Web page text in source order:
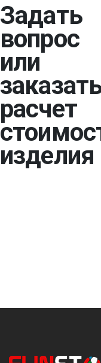
Задать
вопрос
или
расчет
изделия